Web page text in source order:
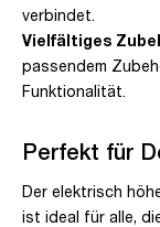
verbindet.
Vielfältiges
passendem
Funktionalität.
Perfekt für
Der elektrisch
ist ideal für alle,